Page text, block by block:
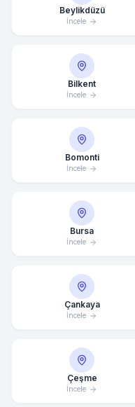
Beylikdüzü
İncele
Bilkent
İncele
Bomonti
İncele
Bursa
İncele
Çankaya
İncele
Çeşme
İncele